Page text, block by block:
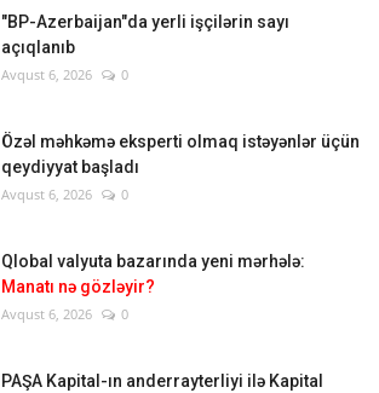
"BP-Azerbaijan"da yerli işçilərin sayı
açıqlanıb
Avqust 6, 2026 0
Özəl məhkəmə eksperti olmaq istəyənlər üçün
qeydiyyat başladı
Avqust 6, 2026 0
Qlobal valyuta bazarında yeni mərhələ:
Manatı nə gözləyir?
Avqust 6, 2026 0
PAŞA Kapital-ın anderrayterliyi ilə Kapital